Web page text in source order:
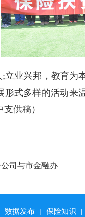
立业兴邦，教育为
形式多样的活动来
供稿）
司与市金融办
数据发布 | 保险知识 |